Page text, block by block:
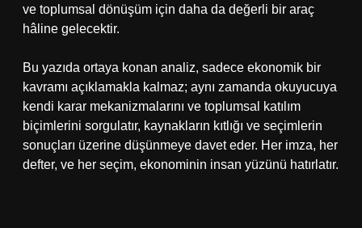
ve toplumsal dönüşüm için daha da değerli bir araç
hâline gelecektir.
Bu yazıda ortaya konan analiz, sadece ekonomik bir
kavramı açıklamakla kalmaz; aynı zamanda okuyucuya
kendi karar mekanizmalarını ve toplumsal katılım
biçimlerini sorgulatır, kaynakların kıtlığı ve seçimlerin
sonuçları üzerine düşünmeye davet eder. Her imza, her
defter, ve her seçim, ekonominin insan yüzünü hatırlatır.